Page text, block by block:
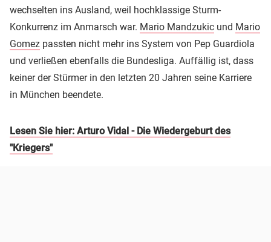
wechselten ins Ausland, weil hochklassige Sturm-
Konkurrenz im Anmarsch war. Mario Mandzukic und Mario
Gomez passten nicht mehr ins System von Pep Guardiola
und verließen ebenfalls die Bundesliga. Auffällig ist, dass
keiner der Stürmer in den letzten 20 Jahren seine Karriere
in München beendete.
Lesen Sie hier: Arturo Vidal - Die Wiedergeburt des
"Kriegers"